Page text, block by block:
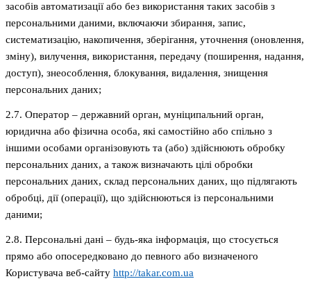
засобів автоматизації або без використання таких засобів з
персональними даними, включаючи збирання, запис,
систематизацію, накопичення, зберігання, уточнення (оновлення,
зміну), вилучення, використання, передачу (поширення, надання,
доступ), знеособлення, блокування, видалення, знищення
персональних даних;
2.7. Оператор – державний орган, муніципальний орган,
юридична або фізична особа, які самостійно або спільно з
іншими особами організовують та (або) здійснюють обробку
персональних даних, а також визначають цілі обробки
персональних даних, склад персональних даних, що підлягають
обробці, дії (операції), що здійснюються із персональними
даними;
2.8. Персональні дані – будь-яка інформація, що стосується
прямо або опосередковано до певного або визначеного
Користувача веб-сайту http://takar.com.ua